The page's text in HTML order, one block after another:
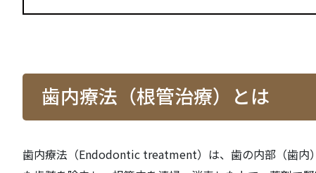
歯内療法（根管治療）とは
歯内療法（Endodontic treatment）は、歯の内部（歯内